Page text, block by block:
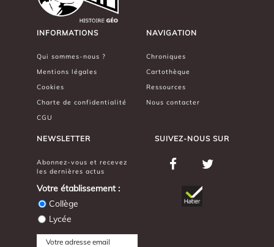
INFORMATIONS
Qui sommes-nous ?
Mentions légales
Cookies
Charte de confidentialité
CGU
NAVIGATION
Chroniques
Cartothèque
Ressources
Nous contacter
NEWSLETTER
Abonnez-vous et recevez
les dernières actus
Votre établissement :
Collège
Lycée
SUIVEZ-NOUS SUR